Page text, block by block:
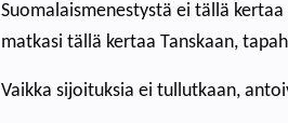
Suomalaismenestystä ei tällä
matkasi tällä kertaa Tanskaan,
Vaikka sijoituksia ei tullutkaan,